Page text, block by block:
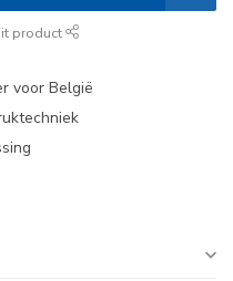
product
voor België